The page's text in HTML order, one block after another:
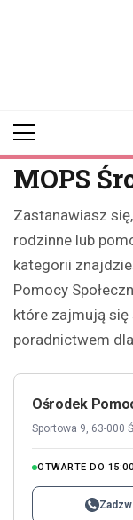
MOPS
Zastanawiasz
rodzinne lub
kategorii
Pomocy
które zajmują
poradnictwem
Ośrodek
Sportowa 9, 63-000
OTWARTE DO 15:00